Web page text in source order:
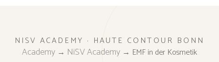
NISV ACADEMY · HAUTE CONTOUR BONN
Academy → NiSV Academy → EMF in der Kosmetik